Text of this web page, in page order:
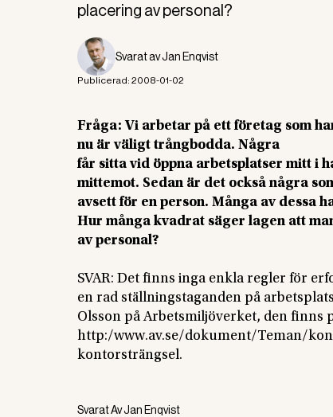
placering av personal?
Svarat avJan Enqvist
Publicerad: 2008-01-02
Fråga: Vi arbetar på ett företag som
nu är väligt trångbodda. Några
får sitta vid öppna arbetsplatser mitt i
mittemot. Sedan är det också några
avsett för en person. Många av dessa
Hur många kvadrat säger lagen att
av personal?
SVAR: Det finns inga enkla regler för
en rad ställningstaganden på
Olsson på Arbetsmiljöverket, den finns
http:/www.av.se/dokument/Teman/
kontorsträngsel.
Svarat AvJan Enqvist